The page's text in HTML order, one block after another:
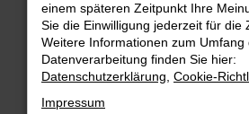
Fehler: Network
Beim Laden ist ein Fehler
Hier sind ein paar Tipps, die dir
Überprüfe deine Firewall
einem späteren Zeitpunkt Ihre
Sie die Einwilligung jederzeit für die
Weitere Informationen zum Umfang
Datenverarbeitung finden Sie hier:
Datenschutzerklärung Cookie-
Impressum